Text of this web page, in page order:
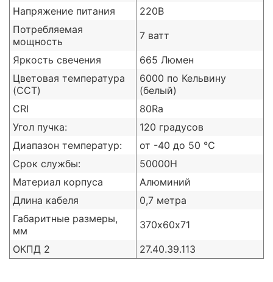
Напряжение питания
220В
Потребляемая
мощность
7 ватт
Яркость свечения
665 Люмен
Цветовая температура
(CCT)
6000 по Кельвину
(белый)
CRI
80Ra
Угол пучка:
120 градусов
Диапазон температур:
от -40 до 50 ℃
Срок службы:
50000H
Материал корпуса
Алюминий
Длина кабеля
0,7 метра
Габаритные размеры,
мм
370х60х71
ОКПД 2
27.40.39.113